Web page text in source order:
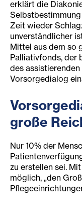
erklärt die
Zeit wieder
unverständlicher
Mittel aus dem so
Palliativfonds, der
des
Vorsorgedialog
große
Nur 10% der
zu erstellen sei.
möglich, „den